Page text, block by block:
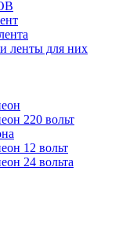
ленты для них
220 вольт
12 вольт
24 вольта